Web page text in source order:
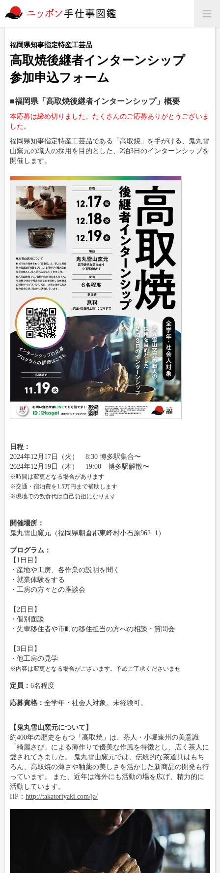
福岡県知事指定特産工芸品
高取焼後継者インターンシップ
参加申込フォーム
■福岡県「高取焼後継者インターンシップ」概要
本応募は締め切りました。たくさんのご応募ありがとうございま
した。
福岡県知事指定特産工芸品である「高取焼」を手がける、
鬼丸雪
山窯元の職人の採用を目的とした、 2泊3日のインターンシップを
開催します。
日程：
2024年12月17日（火） 8:30 博多駅集合〜
2024年12月19日（木） 19:00 博多駅解散〜
※時間は変更となる場合があります
※交通・宿泊費を1.5万円まで補助します
※現地での飲食代は自己負担になります
開催場所：
鬼丸雪山窯元（福岡県朝倉郡東峰村小石原962−1）
プログラム：
【1日目】
・産地や工房、各作業の説明を聞く
・就業体験をする
・工房の方々との座談会
【2日目】
・個別面談
・先輩移住者や市町の移住担当の方への相談・質問会
【3日目】
・他工房の見学
※内容は変更となる場合がございます。予めご了承くださいませ
定員： 6名程度
応募資格： 全学年・社会人対象。未経験可。
【鬼丸雪山窯元について】
約400年の歴史をもつ「高取焼」は、茶人・小堀遠州の美意識
「綺麗さび」による薄作りで優美な作風を特徴とし、広く茶人に
愛されてきました。 鬼丸雪山窯元では、伝統的な茶道具はもち
ろん、高取焼の薄さや釉薬の美しさを活かした新商品の開発も行
っています。 また、近年は海外にも活動の場を広げ、精力的に
活動しています。
HP： http://takatoriyaki.com/ja/